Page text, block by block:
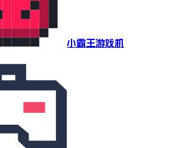
小霸王游戏机